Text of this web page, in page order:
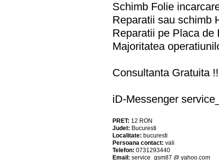
Schimb Folie
Reparatii sau schimb
Reparatii pe Placa de
Majoritatea
Consultanta Gratuita
iD-Messenger
PRET: 12 RON
Judet: Bucuresti
Localitate: bucuresti
Persoana contact: vali
Telefon: 0731293440
Email: service_gsm87 @ yahoo.com